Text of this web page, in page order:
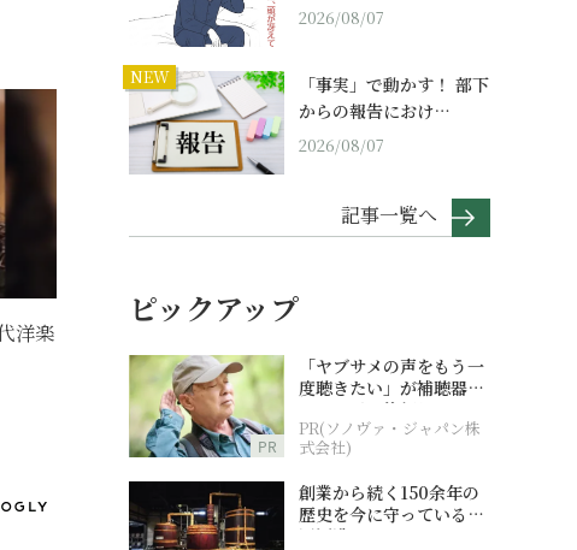
洋楽
2026/08/07
NEW
「事実」で動かす！ 部下
からの報告におけ…
2026/08/07
記事一覧へ
ピックアップ
PR
「ヤブサメの声をもう一
度聴きたい」が補聴器チ
ャレンジの後押しに
PR(ソノヴァ・ジャパン株
式会社)
創業から続く150余年の
歴史を今に守っている濵
田酒造